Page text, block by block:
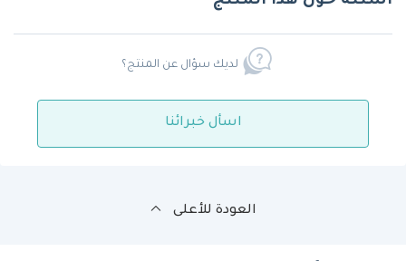
لديك سؤال عن المنتج؟
اسأل خبرائنا
العودة للأعلى